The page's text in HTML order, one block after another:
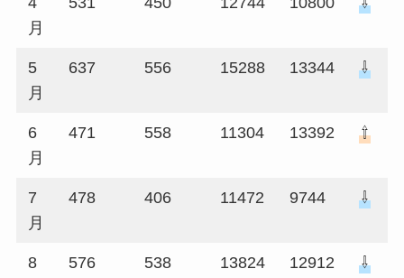
月
5
月
637 556 15288 13344 ⇩
6
月
471 558 11304 13392 ⇧
7
月
478 406 11472 9744 ⇩
8
576 538 13824 12912 ⇩